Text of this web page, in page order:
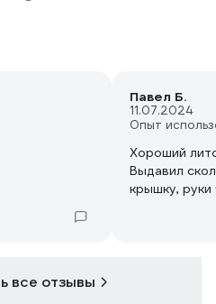
Павел Б.
11.07.2024
Опыт
Хороший
Выдавил
крышку, руки
все отзывы